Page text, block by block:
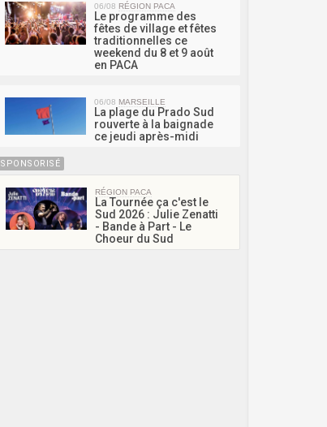
06/08 RÉGION PACA
Le programme des
fêtes de village et fêtes
traditionnelles ce
weekend du 8 et 9 août
en PACA
06/08 MARSEILLE
La plage du Prado Sud
rouverte à la baignade
ce jeudi après-midi
SPONSORISÉ
RÉGION PACA
La Tournée ça c'est le
Sud 2026 : Julie Zenatti
- Bande à Part - Le
Choeur du Sud